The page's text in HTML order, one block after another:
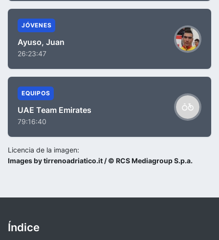
JÓVENES
Ayuso, Juan
26:23:47
EQUIPOS
UAE Team Emirates
79:16:40
Licencia de la imagen:
Images by tirrenoadriatico.it / © RCS Mediagroup S.p.a.
Índice